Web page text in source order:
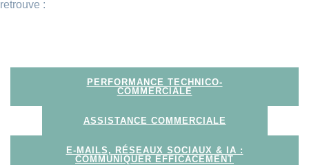
retrouve :
PERFORMANCE TECHNICO-
COMMERCIALE
ASSISTANCE COMMERCIALE
E-MAILS, RÉSEAUX SOCIAUX & IA :
COMMUNIQUER EFFICACEMENT